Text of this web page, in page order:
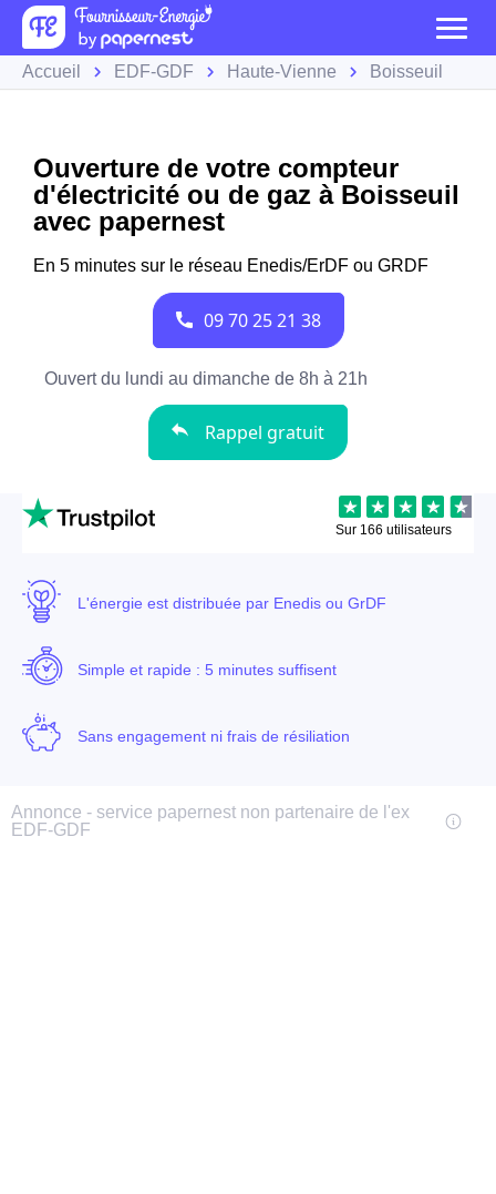
Accueil EDF-GDF Haute-Vienne Boisseuil